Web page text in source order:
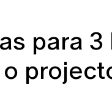
para 3